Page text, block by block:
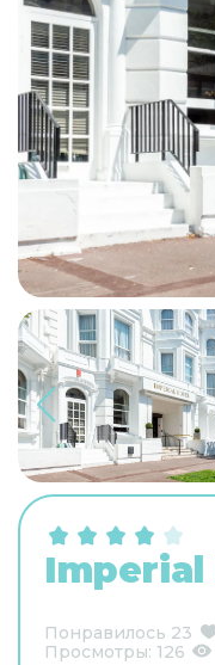
Imperial
Понравилось 23
Просмотры: 126